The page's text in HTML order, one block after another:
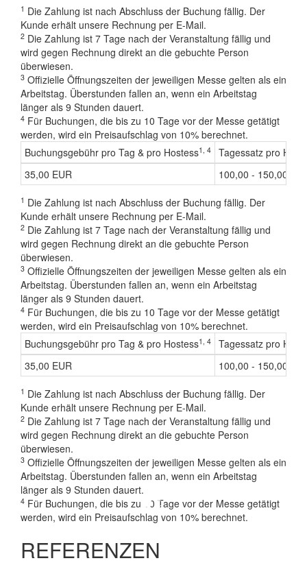
1 Die Zahlung ist nach Abschluss der Buchung fällig. Der
Kunde erhält unsere Rechnung per E-Mail.
2 Die Zahlung ist 7 Tage nach der Veranstaltung fällig und
wird gegen Rechnung direkt an die gebuchte Person
überwiesen.
3 Offizielle Öffnungszeiten der jeweiligen Messe gelten als ein
Arbeitstag. Überstunden fallen an, wenn ein Arbeitstag
länger als 9 Stunden dauert.
4 Für Buchungen, die bis zu 10 Tage vor der Messe getätigt
werden, wird ein Preisaufschlag von 10% berechnet.
Buchungsgebühr pro Tag & pro Hostess1, 4
Tagessatz pro
35,00 EUR
100,00 - 150,00
1 Die Zahlung ist nach Abschluss der Buchung fällig. Der
Kunde erhält unsere Rechnung per E-Mail.
2 Die Zahlung ist 7 Tage nach der Veranstaltung fällig und
wird gegen Rechnung direkt an die gebuchte Person
überwiesen.
3 Offizielle Öffnungszeiten der jeweiligen Messe gelten als ein
Arbeitstag. Überstunden fallen an, wenn ein Arbeitstag
länger als 9 Stunden dauert.
4 Für Buchungen, die bis zu 10 Tage vor der Messe getätigt
werden, wird ein Preisaufschlag von 10% berechnet.
Buchungsgebühr pro Tag & pro Hostess1, 4
Tagessatz pro
35,00 EUR
100,00 - 150,00
1 Die Zahlung ist nach Abschluss der Buchung fällig. Der
Kunde erhält unsere Rechnung per E-Mail.
2 Die Zahlung ist 7 Tage nach der Veranstaltung fällig und
wird gegen Rechnung direkt an die gebuchte Person
überwiesen.
3 Offizielle Öffnungszeiten der jeweiligen Messe gelten als ein
Arbeitstag. Überstunden fallen an, wenn ein Arbeitstag
länger als 9 Stunden dauert.
4 Für Buchungen, die bis zu 10 Tage vor der Messe getätigt
werden, wird ein Preisaufschlag von 10% berechnet.
Strongly recommended & All the Best for a
very Bright Future
Lav Anand, Manager at R.V.Instruments Pvt Ltd
REFERENZEN